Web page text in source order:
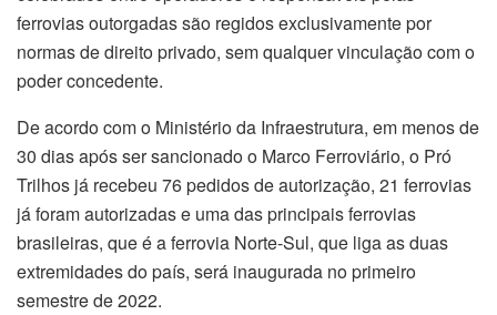
ferrovias outorgadas são regidos exclusivamente por
normas de direito privado, sem qualquer vinculação com o
poder concedente.
De acordo com o Ministério da Infraestrutura, em menos de
30 dias após ser sancionado o Marco Ferroviário, o Pró
Trilhos já recebeu 76 pedidos de autorização, 21 ferrovias
já foram autorizadas e uma das principais ferrovias
brasileiras, que é a ferrovia Norte-Sul, que liga as duas
extremidades do país, será inaugurada no primeiro
semestre de 2022.